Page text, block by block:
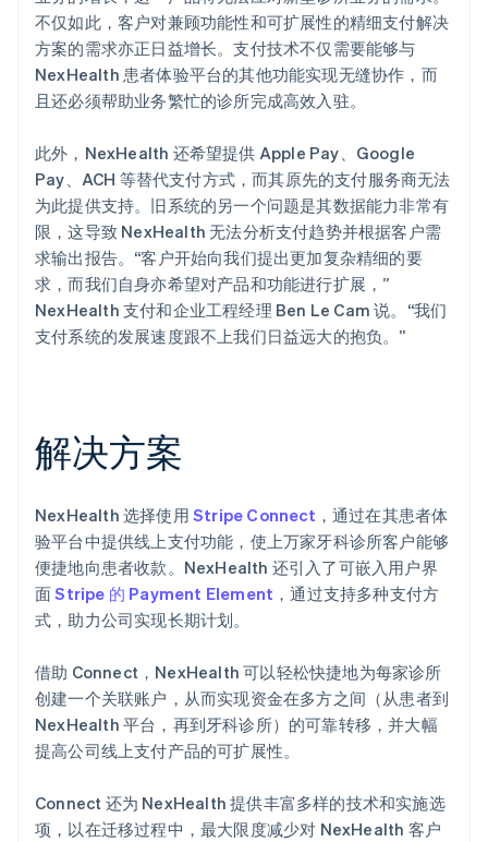
不仅如此，客户对兼顾功能性和可扩展性的精细支付解决
方案的需求亦正日益增长。支付技术不仅需要能够与
NexHealth 患者体验平台的其他功能实现无缝协作，而
且还必须帮助业务繁忙的诊所完成高效入驻。
此外，NexHealth 还希望提供 Apple Pay、Google
Pay、ACH 等替代支付方式，而其原先的支付服务商无法
为此提供支持。旧系统的另一个问题是其数据能力非常有
限，这导致 NexHealth 无法分析支付趋势并根据客户需
求输出报告。“客户开始向我们提出更加复杂精细的要
求，而我们自身亦希望对产品和功能进行扩展，”
NexHealth 支付和企业工程经理 Ben Le Cam 说。“我们
支付系统的发展速度跟不上我们日益远大的抱负。”
解决方案
NexHealth 选择使用 Stripe Connect ，通过在其患者体
验平台中提供线上支付功能，使上万家牙科诊所客户能够
便捷地向患者收款。NexHealth 还引入了可嵌入用户界
面Stripe 的 Payment Element ，通过支持多种支付方
式，助力公司实现长期计划。
借助 Connect，NexHealth 可以轻松快捷地为每家诊所
创建一个关联账户，从而实现资金在多方之间（从患者到
NexHealth 平台，再到牙科诊所）的可靠转移，并大幅
提高公司线上支付产品的可扩展性。
Connect 还为 NexHealth 提供丰富多样的技术和实施选
项，以在迁移过程中，最大限度减少对 NexHealth 客户